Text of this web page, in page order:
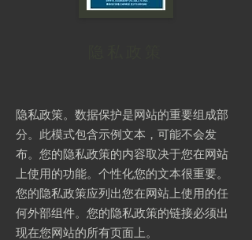
隐私政策。数据保护是网站的重要组成部
分。此模式包含示例文本，可能不会发
布。您的隐私政策的内容取决于您在网站
上使用的功能。个性化您的文本很重要。
您的隐私政策应列出您在网站上使用的任
何外部组件。您的隐私政策的链接必须出
现在您网站的所有页面上。